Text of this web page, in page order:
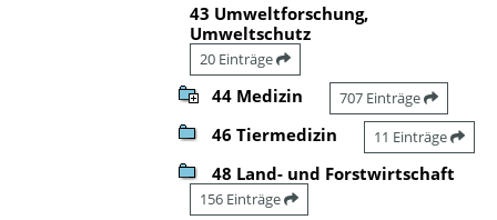
43 Umweltforschung,
Umweltschutz
20 Einträge
44 Medizin 707 Einträge
46 Tiermedizin 11 Einträge
48 Land- und Forstwirtschaft
156 Einträge